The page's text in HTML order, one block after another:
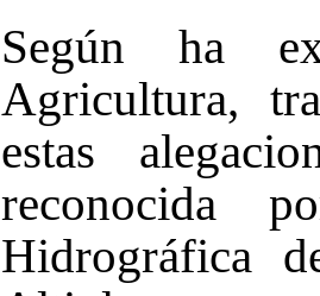
Según ha
Agricultura,
estas
reconocida
Hidrográfica